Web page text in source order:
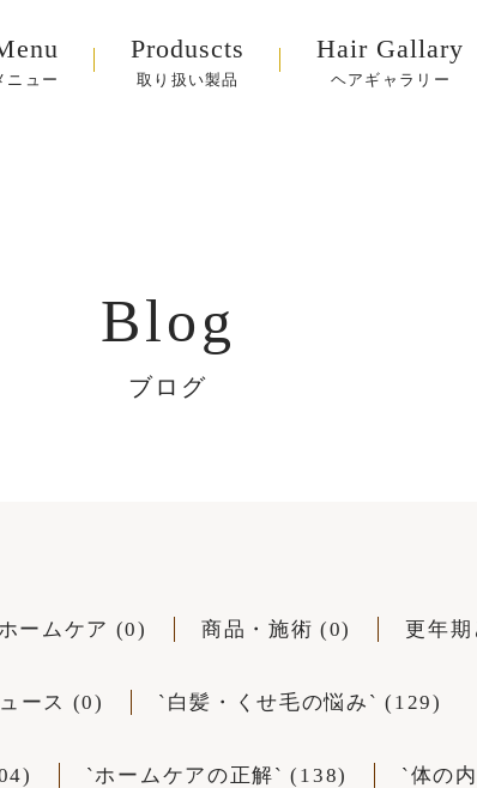
ニュー
Produscts
取り扱い製品
Hair Gallary
ヘアギャラリー
Blog
ブログ
ームケア (0) 商品・施術 (0) 更年
ース (0) `白髪・くせ毛の悩み` (129)
`ホームケアの正解` (138) `体の